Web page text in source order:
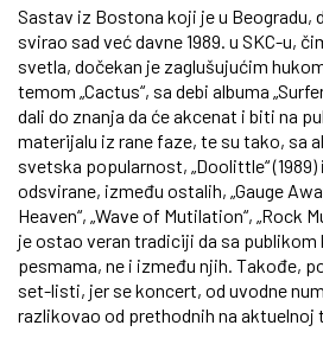
Sastav iz Bostona koji je u Beogradu,
svirao sad već davne 1989. u SKC-u,
svetla, dočekan je zaglušujućim
temom „Cactus“, sa debi albuma
dali do znanja da će akcenat i biti na
materijalu iz rane faze, te su tako, sa
svetska popularnost, „Doolittle“ (1989)
odsvirane, između ostalih, „Gauge
Heaven“, „Wave of Mutilation“, „Rock
je ostao veran tradiciji da sa
pesmama, ne i između njih. Takođe,
set-listi, jer se koncert, od uvodne
razlikovao od prethodnih na aktuelnoj